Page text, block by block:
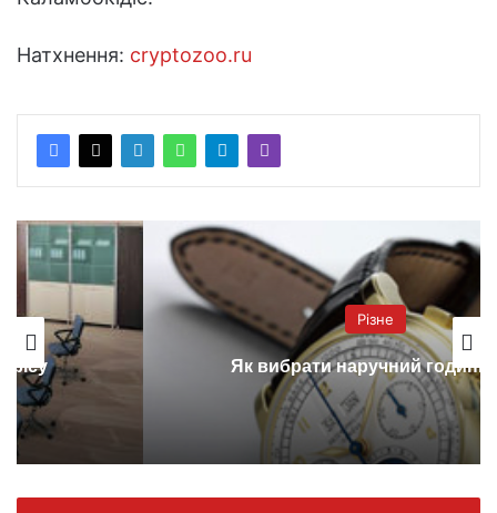
Натхнення: cryptozoo.ru
Різне
Як вибрати наручний годинник?